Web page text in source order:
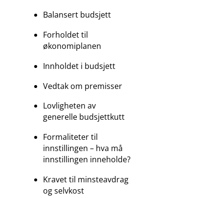
Balansert budsjett
Forholdet til
økonomiplanen
Innholdet i budsjett
Vedtak om premisser
Lovligheten av
generelle budsjettkutt
Formaliteter til
innstillingen – hva må
innstillingen inneholde?
Kravet til minsteavdrag
og selvkost